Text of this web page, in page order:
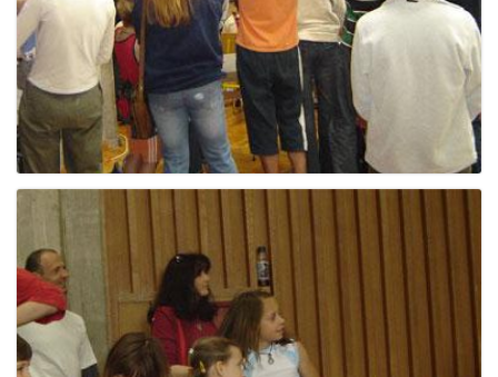
v
i